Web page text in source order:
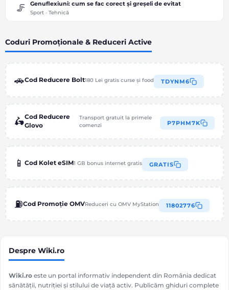
🦵
Genuflexiuni: cum se fac corect și greșeli de evitat
Sport · Tehnică
Coduri Promoționale & Reduceri Active
🚗Cod Reducere Bolt180 Lei gratis curse și food TDYNM6
🛵Cod Reducere
Glovo
Transport gratuit la primele
comenzi
P7PHM7K
📱 Cod Kolet eSIM1 GB bonus internet gratis GRATIS
⛽Cod Promoție OMVReduceri cu OMV MyStation 11802776
Despre Wiki.ro
Wiki.ro este un portal informativ independent din România dedicat
sănătății, nutriției și stilului de viață activ. Publicăm ghiduri complete